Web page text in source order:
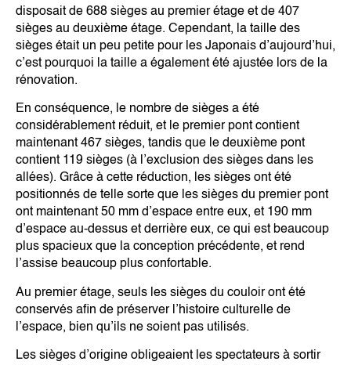
disposait de 688 sièges au premier étage et de 407
sièges au deuxième étage. Cependant, la taille des
sièges était un peu petite pour les Japonais d’aujourd’hui,
c’est pourquoi la taille a également été ajustée lors de la
rénovation.
En conséquence, le nombre de sièges a été
considérablement réduit, et le premier pont contient
maintenant 467 sièges, tandis que le deuxième pont
contient 119 sièges (à l’exclusion des sièges dans les
allées). Grâce à cette réduction, les sièges ont été
positionnés de telle sorte que les sièges du premier pont
ont maintenant 50 mm d’espace entre eux, et 190 mm
d’espace au-dessus et derrière eux, ce qui est beaucoup
plus spacieux que la conception précédente, et rend
l’assise beaucoup plus confortable.
Au premier étage, seuls les sièges du couloir ont été
conservés afin de préserver l’histoire culturelle de
l’espace, bien qu’ils ne soient pas utilisés.
Les sièges d’origine obligeaient les spectateurs à sortir